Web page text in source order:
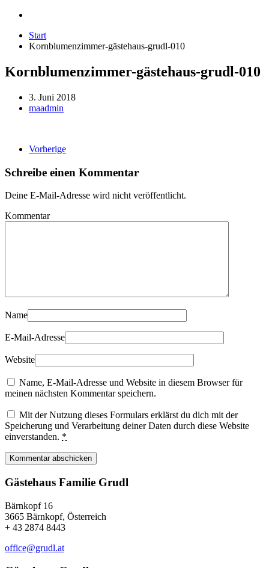
Start
Kornblumenzimmer-gästehaus-grudl-010
Kornblumenzimmer-gästehaus-grudl-010
3. Juni 2018
maadmin
Vorherige
Schreibe einen Kommentar
Deine E-Mail-Adresse wird nicht veröffentlicht.
Kommentar
Name
E-Mail-Adresse
Website
Name, E-Mail-Adresse und Website in diesem Browser für
meinen nächsten Kommentar speichern.
Mit der Nutzung dieses Formulars erklärst du dich mit der
Speicherung und Verarbeitung deiner Daten durch diese Website
einverstanden. *
Kommentar abschicken
Gästehaus Familie Grudl
Bärnkopf 16
3665 Bärnkopf, Österreich
+ 43 2874 8443
office@grudl.at